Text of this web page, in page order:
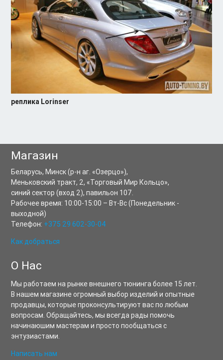
реплика Lorinser
Магазин
Беларусь,Минск(р-н аг. «Озерцо»),
Меньковский тракт, 2, «Торговый Мир Кольцо»,
синий сектор (вход 2), павильон 107.
Рабочее время: 10:00-15:00 –Вт-Вс(Понедельник -
выходной)
Телефон: +375 29 602-30-04
Как добраться
О Нас
Мы работаем на рынке внешнего тюнинга более 15 лет.
В нашем магазине огромный выбор изделий и опытные
продавцы, которые проконсультируют вас по любым
вопросам. Обращайтесь, мы всегда рады помочь
начинаюшим мастерам и просто пообщаться с
энтузиастами.
Написать нам